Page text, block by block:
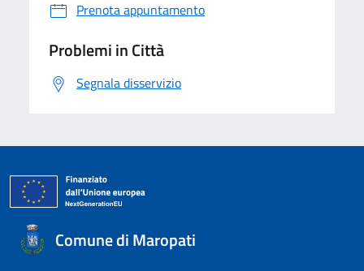
Prenota appuntamento
Problemi in Città
Segnala disservizio
Comune di Maropati